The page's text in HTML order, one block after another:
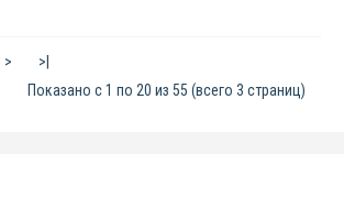
>
>|
Показано с 1 по 20 из 55 (всего 3 страниц)